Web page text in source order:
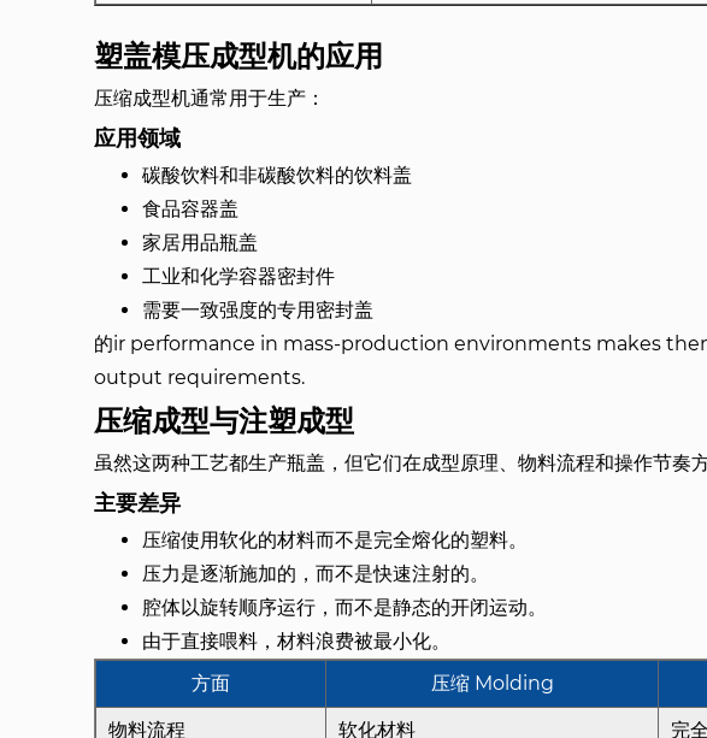
塑盖模压成型机的应用
压缩成型机通常用于生产：
应用领域
碳酸饮料和非碳酸饮料的饮料盖
食品容器盖
家居用品瓶盖
工业和化学容器密封件
需要一致强度的专用密封盖
的ir performance in mass-production environments makes
output requirements.
压缩成型与注塑成型
虽然这两种工艺都生产瓶盖，但它们在成型原理、物料流程和操作节奏
主要差异
压缩使用软化的材料而不是完全熔化的塑料。
压力是逐渐施加的，而不是快速注射的。
腔体以旋转顺序运行，而不是静态的开闭运动。
由于直接喂料，材料浪费被最小化。
方面
压缩 Molding
物料流程 软化材料 完